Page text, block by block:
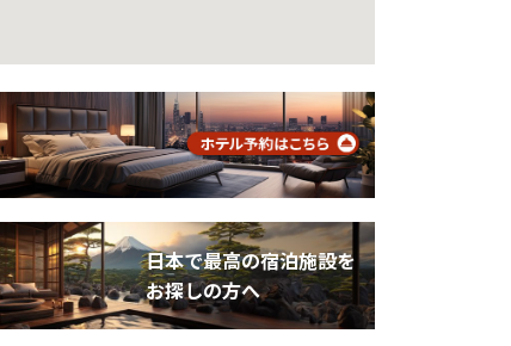
日本で最高の宿泊施設を
お探しの方へ